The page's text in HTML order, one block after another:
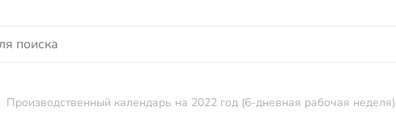
Производственный календарь на 2022 год (6-дневная рабочая неделя)